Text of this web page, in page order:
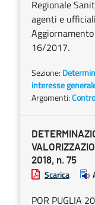
Regionale
agenti e
Aggiornamento
16/2017.
Sezione:
interesse
Argomenti:
2018, n. 75
Scarica
POR PUGLIA